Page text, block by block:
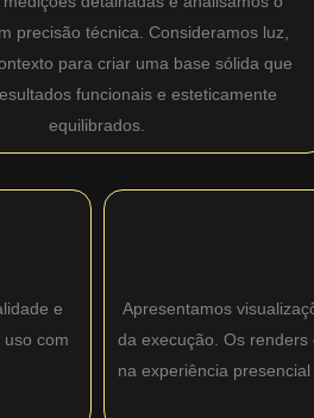
precisão técnica. Consideramos luz,
para criar uma base sólida que
funcionais e esteticamente
equilibrados.
e
com
Apresentamos
da execução. Os
na experiência